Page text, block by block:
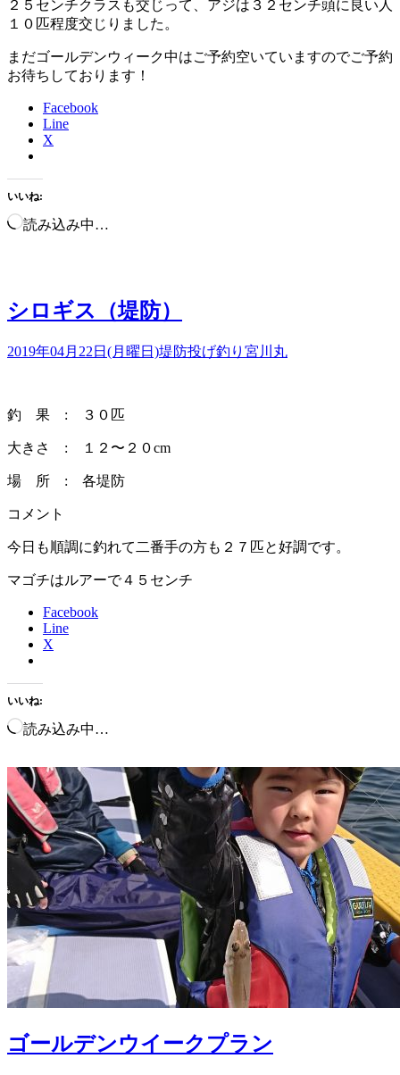
２５センチクラスも交じって、アジは３２センチ頭に良い人
１０匹程度交じりました。
まだゴールデンウィーク中はご予約空いていますのでご予約
お待ちしております！
Facebook
Line
X
いいね:
読み込み中…
シロギス（堤防）
2019年04月22日(月曜日)堤防投げ釣り 宮川丸
釣 果 : ３０匹
大きさ : １２〜２０cm
場 所 : 各堤防
コメント
今日も順調に釣れて二番手の方も２７匹と好調です。
マゴチはルアーで４５センチ
Facebook
Line
X
いいね:
読み込み中…
ゴールデンウイークプラン